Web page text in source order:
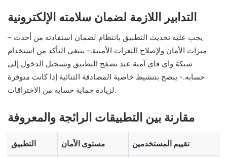
التدابير اللازمة لضمان سلامته الإلكترونية
– يجب عليه تحديث التطبيق بانتظام لضمان استفادته من أحدث
ميزات الأمان ولإصلاح الثغرات الأمنية.- ينبغي التأكد من استخدام
شبكة واي فاي آمنة عند تصفح التطبيق وتسجيل الدخول إلى
حسابه.- ينصح بتنشيط خاصية المصادقة الثنائية إذا كانت متوفرة
لزيادة حماية حسابه من الاختراقات.
مقارنة بين التطبيقات الرائجة والمعروفة
التطبيق مستوى الأمان تقييم المستخدمين